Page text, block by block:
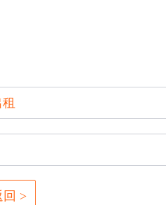
回 >